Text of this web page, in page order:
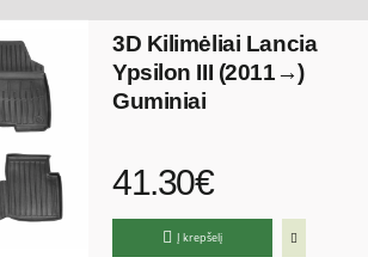
3D Kilimėliai Lancia
Ypsilon III (2011→)
Guminiai
41.30€
Į krepšelį